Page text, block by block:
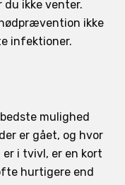
ikke venter.
ikke
infektioner.
mulighed
er gået, og hvor
i tvivl, er en kort
hurtigere end